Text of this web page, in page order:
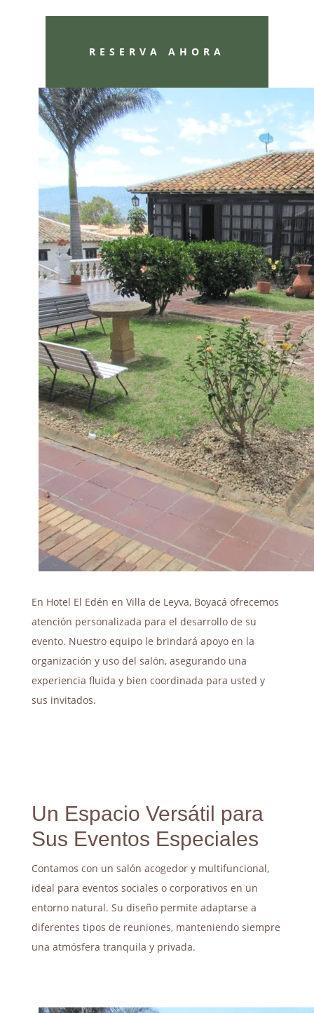
RESERVA AHORA
En Hotel El Edén en Villa de Leyva, Boyacá ofrecemos
atención personalizada para el desarrollo de su
evento. Nuestro equipo le brindará apoyo en la
organización y uso del salón, asegurando una
experiencia fluida y bien coordinada para usted y
sus invitados.
Un Espacio Versátil para
Sus Eventos Especiales
Contamos con un salón acogedor y multifuncional,
ideal para eventos sociales o corporativos en un
entorno natural. Su diseño permite adaptarse a
diferentes tipos de reuniones, manteniendo siempre
una atmósfera tranquila y privada.